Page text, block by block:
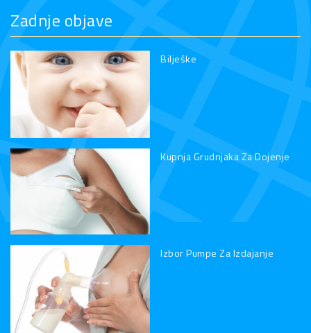
Zadnje objave
Bilješke
Kupnja Grudnjaka Za Dojenje
Izbor Pumpe Za Izdajanje